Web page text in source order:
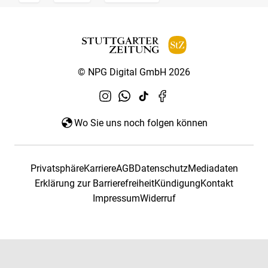
© NPG Digital GmbH 2026
Wo Sie uns noch folgen können
PrivatsphäreKarriereAGBDatenschutzMediadaten
Erklärung zur BarrierefreiheitKündigungKontakt
ImpressumWiderruf